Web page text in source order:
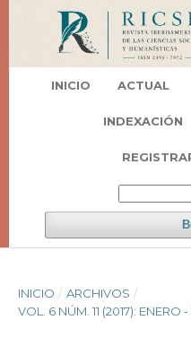
INICIO ACTUAL
INDEXACIÓN
INICIO / ARCHIVOS /
VOL. 6 NÚM. 11 (2017): ENERO